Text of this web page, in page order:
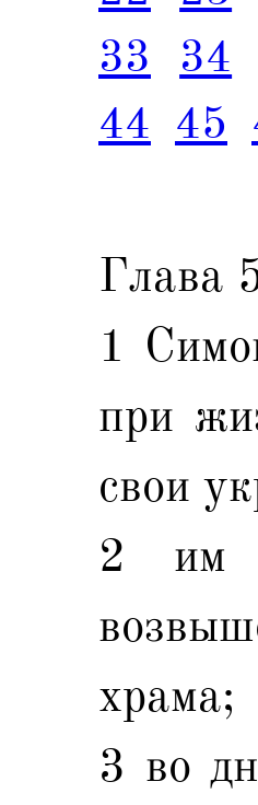
33
34
44 45
Глава
1
при
свои
2 им
храма;
3 во